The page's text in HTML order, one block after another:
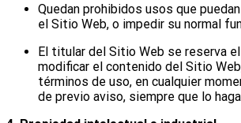
Quedan prohibidos usos que
el Sitio Web, o impedir su normal
El titular del Sitio Web se reserva
modificar el contenido del Sitio
términos de uso, en cualquier
de previo aviso, siempre que lo